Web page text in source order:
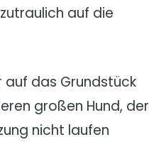
auf die
das Grundstück
großen Hund, der
nicht laufen